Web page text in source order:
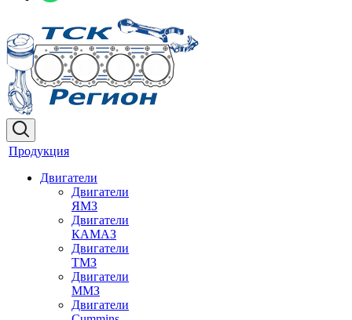
Продукция
Двигатели
Двигатели
ЯМЗ
Двигатели
КАМАЗ
Двигатели
ТМЗ
Двигатели
ММЗ
Двигатели